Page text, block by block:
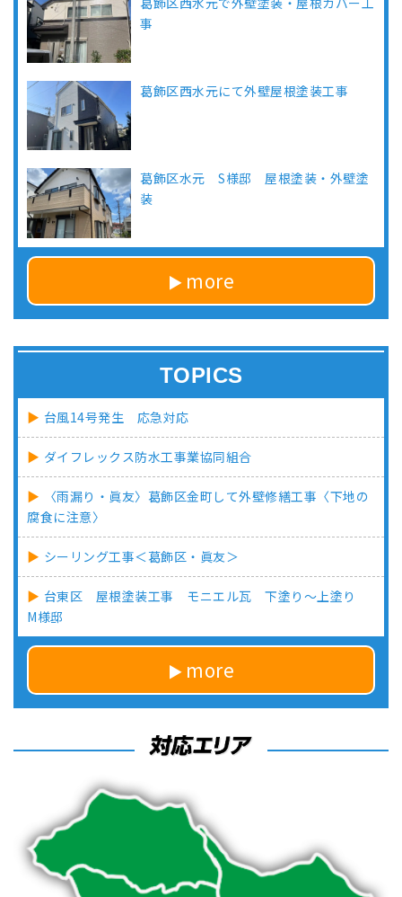
事
葛飾区西水元にて外壁屋根塗装工事
葛飾区水元 S様邸 屋根塗装・外壁塗
装
more
TOPICS
台風14号発生 応急対応
ダイフレックス防水工事業協同組合
〈雨漏り・眞友〉葛飾区金町して外壁修繕工事〈下地の
腐食に注意〉
シーリング工事＜葛飾区・眞友＞
台東区 屋根塗装工事 モニエル瓦 下塗り～上塗り
M様邸
more